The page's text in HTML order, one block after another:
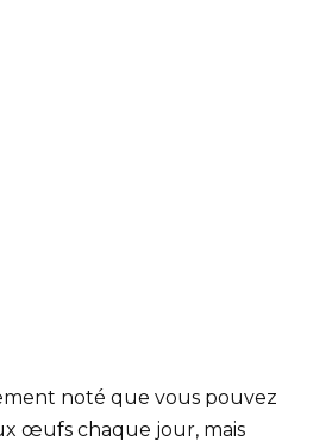
noté que vous pouvez
œufs chaque jour, mais